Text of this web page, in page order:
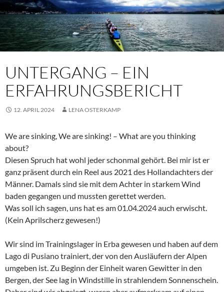
UNTERGANG – EIN
ERFAHRUNGSBERICHT
12. APRIL 2024 LENA OSTERKAMP
We are sinking, We are sinking! – What are you thinking
about?
Diesen Spruch hat wohl jeder schonmal gehört. Bei mir ist er
ganz präsent durch ein Reel aus 2021 des Hollandachters der
Männer. Damals sind sie mit dem Achter in starkem Wind
baden gegangen und mussten gerettet werden.
Was soll ich sagen, uns hat es am 01.04.2024 auch erwischt.
(Kein Aprilscherz gewesen!)
Wir sind im Trainingslager in Erba gewesen und haben auf dem
Lago di Pusiano trainiert, der von den Ausläufern der Alpen
umgeben ist. Zu Beginn der Einheit waren Gewitter in den
Bergen, der See lag in Windstille in strahlendem Sonnenschein.